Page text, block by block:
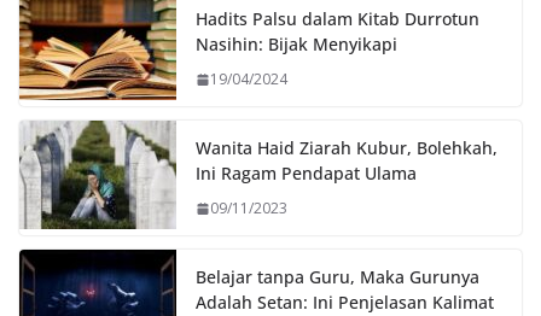
Hadits Palsu dalam Kitab Durrotun
Nasihin: Bijak Menyikapi
19/04/2024
Wanita Haid Ziarah Kubur, Bolehkah,
Ini Ragam Pendapat Ulama
09/11/2023
Belajar tanpa Guru, Maka Gurunya
Adalah Setan: Ini Penjelasan Kalimat